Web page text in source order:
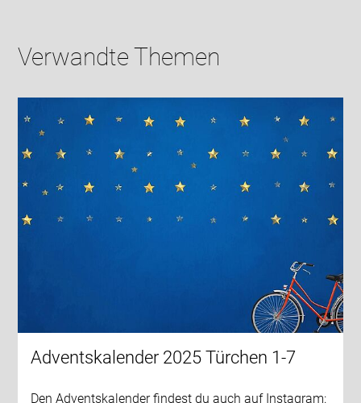
Verwandte Themen
Adventskalender 2025 Türchen 1-7
Den Adventskalender findest du auch auf Instagram: